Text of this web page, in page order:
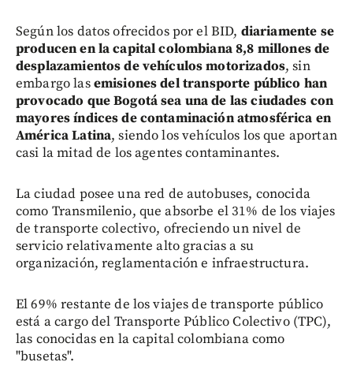
Según los datos ofrecidos por el BID, diariamente se
producen en la capital colombiana 8,8 millones de
desplazamientos de vehículos motorizados, sin
embargo lasemisiones del transporte público han
provocado que Bogotá sea una de las ciudades con
mayores índices de contaminación atmosférica en
América Latina, siendo los vehículos los que aportan
casi la mitad de los agentes contaminantes.
La ciudad posee una red de autobuses, conocida
como Transmilenio, que absorbe el 31% de los viajes
de transporte colectivo, ofreciendo un nivel de
servicio relativamente alto gracias a su
organización, reglamentación e infraestructura.
El 69% restante de los viajes de transporte público
está a cargo del Transporte Público Colectivo (TPC),
las conocidas en la capital colombiana como
"busetas".